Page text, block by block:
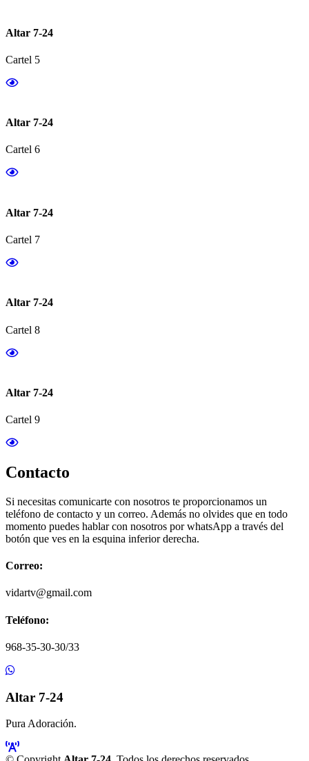
Altar 7-24
Cartel 5
Altar 7-24
Cartel 6
Altar 7-24
Cartel 7
Altar 7-24
Cartel 8
Altar 7-24
Cartel 9
Contacto
Si necesitas comunicarte con nosotros te proporcionamos un
teléfono de contacto y un correo. Además no olvides que en todo
momento puedes hablar con nosotros por whatsApp a través del
botón que ves en la esquina inferior derecha.
Correo:
vidartv@gmail.com
Teléfono:
968-35-30-30/33
Altar 7-24
Pura Adoración.